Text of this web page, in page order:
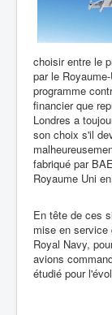
choisir entre le
par le
programme
financier que
Londres a
son choix s'il
fabriqué par
Royaume Uni
En tête de ces
mise en service
Royal Navy,
avions
étudié pour